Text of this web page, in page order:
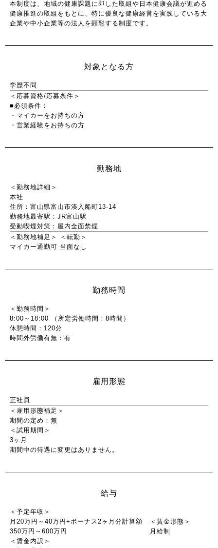
本制度は、地域の健康課題に即した取組や日本健康会議が進める
健康推進の取組をもとに、特に優良な健康経営を実践している大
企業や中小企業等の法人を顕彰する制度です。
対象となる方
学歴不問
＜応募資格/応募条件＞
■必須条件：
・マイカーをお持ちの方
・営業経験をお持ちの方
勤務地
＜勤務地詳細＞
本社
住所：富山県富山市湊入船町13-14
勤務地最寄駅：JR富山駅
受動喫煙対策：屋内全面禁煙
＜勤務地補足＞
マイカー通勤可
＜転勤＞
当面なし
勤務時間
＜勤務時間＞
8:00～18:00 （所定労働時間：8時間）
休憩時間：120分
時間外労働有無：有
雇用形態
正社員
＜雇用形態補足＞
期間の定め：無
＜試用期間＞
3ヶ月
期間中の待遇に変更はありません。
給与
＜予定年収＞
月20万円～40万円+ボーナス2ヶ月分計算額
350万円～600万円
＜賃金形態＞
月給制
＜賃金内訳＞